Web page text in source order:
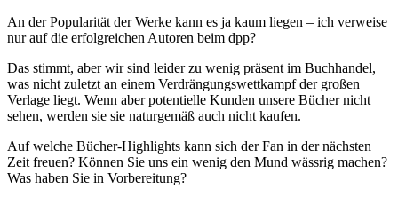
An der Popularität der Werke kann es ja kaum liegen – ich verweise
nur auf die erfolgreichen Autoren beim dpp?
Das stimmt, aber wir sind leider zu wenig präsent im Buchhandel,
was nicht zuletzt an einem Verdrängungswettkampf der großen
Verlage liegt. Wenn aber potentielle Kunden unsere Bücher nicht
sehen, werden sie sie naturgemäß auch nicht kaufen.
Auf welche Bücher-Highlights kann sich der Fan in der nächsten
Zeit freuen? Können Sie uns ein wenig den Mund wässrig machen?
Was haben Sie in Vorbereitung?